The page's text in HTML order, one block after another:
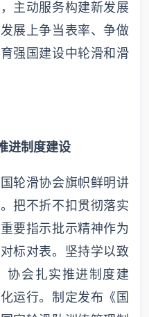
主动服务构建新发展
展上争当表率、争做
强国建设中轮滑和滑
进制度建设
轮滑协会旗帜鲜明讲
把不折不扣贯彻落实
要指示批示精神作为
标对表。坚持学以致
协会扎实推进制度建
运行。制定发布《国